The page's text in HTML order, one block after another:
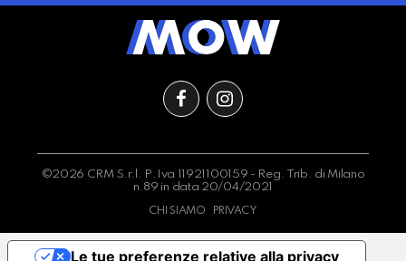
©2026 CRM S.r.l. P.Iva 11921100159 - Reg. Trib. di Milano
n.89 in data 20/04/2021
CHI SIAMO PRIVACY
Le tue preferenze relative alla privacy